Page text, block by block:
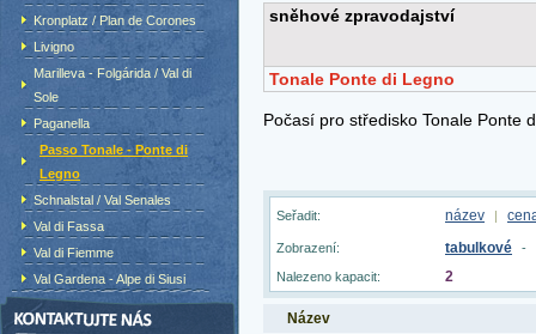
Seřadit: název |
Zobrazení: tabulkové
-
Nalezeno kapacit:
2
Název
Kronplatz / Plan de Corones
Livigno
Marilleva - Folgárida / Val di
Sole
Paganella
Passo Tonale - Ponte di
Legno
Schnalstal / Val Senales
Val di Fassa
Val di Fiemme
Val Gardena - Alpe di Siusi